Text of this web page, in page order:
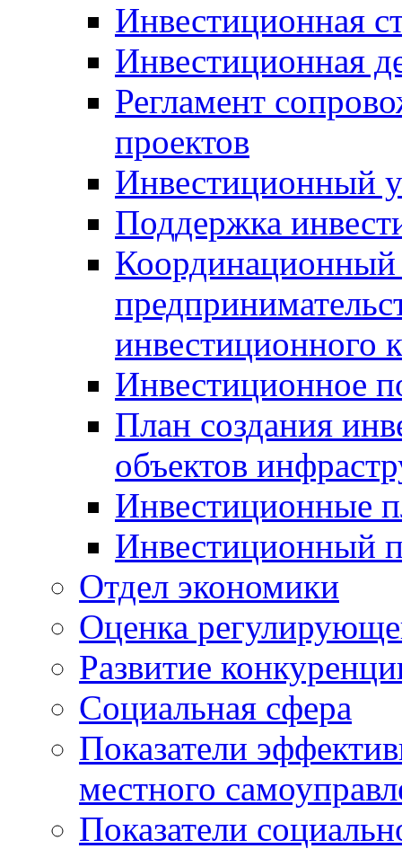
Инвестиционная
Инвестиционная
Регламент
проектов
Инвестиционный
Поддержка
Координационный
инвестиционного
Инвестиционное
План создания
объектов
Инвестиционные
Инвестиционный
Отдел экономики
Оценка
Развитие
Социальная сфера
Показатели
местного
Показатели